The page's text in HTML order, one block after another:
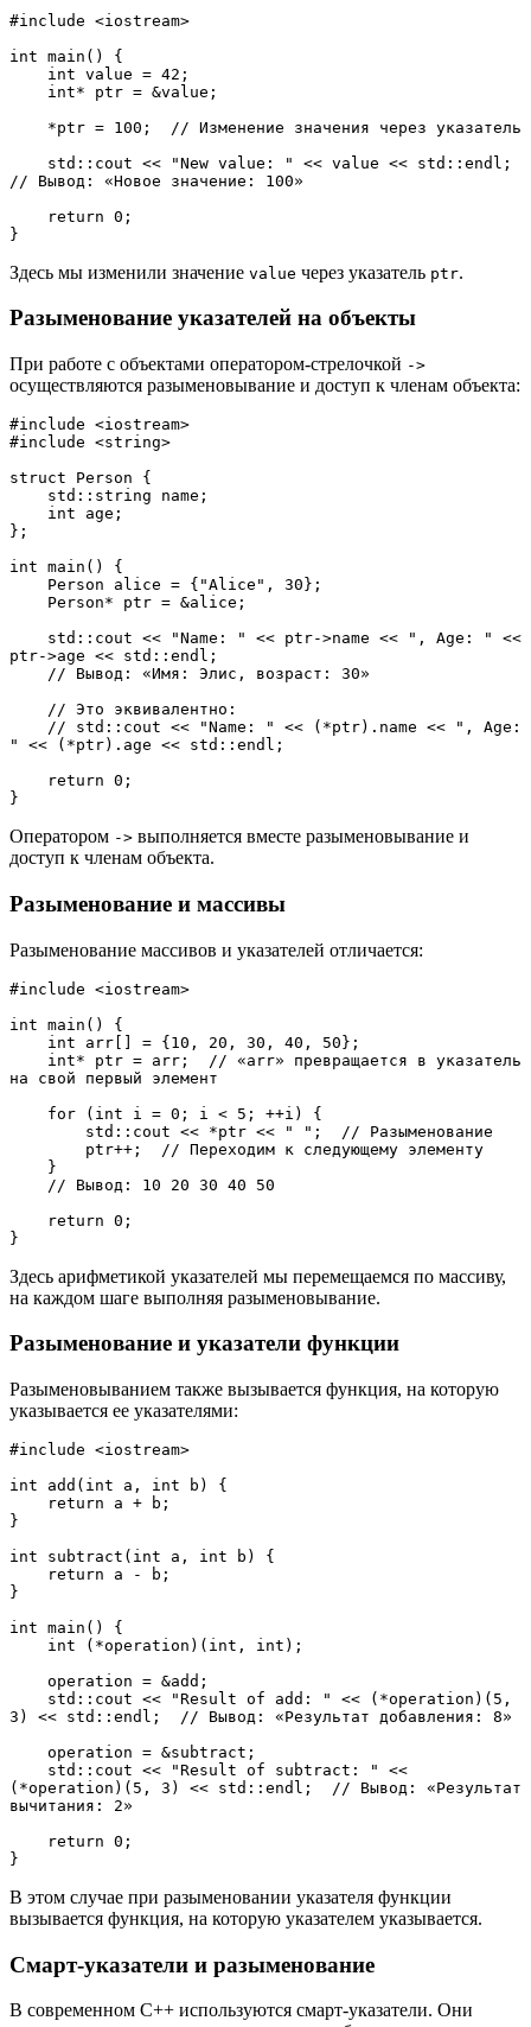
#include <iostream>
int main() {
    int value = 42;
    int* ptr = &value;
    *ptr = 100;  // Изменение значения через указатель
// Вывод: «Новое значение: 100»
    return 0;
}
Здесь мы изменили значение value через указатель ptr.
Разыменование указателей на объекты
При работе с объектами оператором-стрелочкой ->
осуществляются разыменовывание и доступ к членам объекта:
#include <iostream>
#include <string>
struct Person {
    std::string name;
    int age;
};
int main() {
    Person alice = {"Alice", 30};
    Person* ptr = &alice;
ptr->age << std::endl;
    // Вывод: «Имя: Элис, возраст: 30»
    // Это эквивалентно:
" << (*ptr).age << std::endl;
    return 0;
}
Оператором -> выполняется вместе разыменовывание и
доступ к членам объекта.
Разыменование и массивы
Разыменование массивов и указателей отличается:
#include <iostream>
int main() {
    int arr[] = {10, 20, 30, 40, 50};
на свой первый элемент
    for (int i = 0; i < 5; ++i) {
        std::cout << *ptr << " ";  // Разыменование
        ptr++;  // Переходим к следующему элементу
    }
    // Вывод: 10 20 30 40 50
    return 0;
}
Здесь арифметикой указателей мы перемещаемся по массиву,
на каждом шаге выполняя разыменовывание.
Разыменование и указатели функции
Разыменовыванием также вызывается функция, на которую
указывается ее указателями:
#include <iostream>
int add(int a, int b) {
    return a + b;
}
int subtract(int a, int b) {
    return a - b;
}
int main() {
    int (*operation)(int, int);
    operation = &add;
3) << std::endl;  // Вывод: «Результат добавления: 8»
    operation = &subtract;
(*operation)(5, 3) << std::endl;  // Вывод: «Результат
вычитания: 2»
    return 0;
}
В этом случае при разыменовании указателя функции
вызывается функция, на которую указателем указывается.
Смарт-указатели и разыменование
В современном C++ используются смарт-указатели. Они